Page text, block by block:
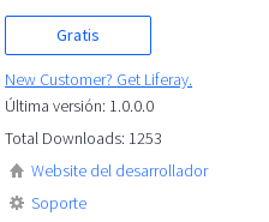
Gratis
New Customer? Get Liferay.
Última versión: 1.0.0.0
Total Downloads: 1253
Website del desarrollador
Soporte